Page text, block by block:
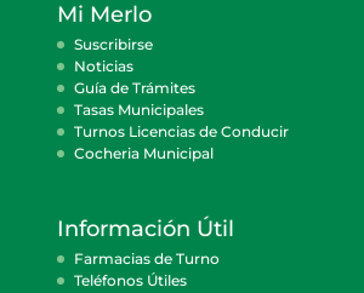
Mi Merlo
Suscribirse
Noticias
Guía de Trámites
Tasas Municipales
Turnos Licencias de Conducir
Cocheria Municipal
Información Útil
Farmacias de Turno
Teléfonos Útiles